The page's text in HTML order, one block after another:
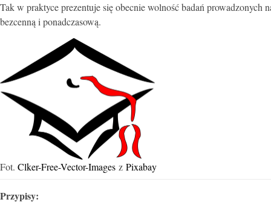
Tak w praktyce prezentuje się obecnie wolność badań
bezcenną i ponadczasową.
Fot. Clker-Free-Vector-Images z Pixabay
Przypisy: